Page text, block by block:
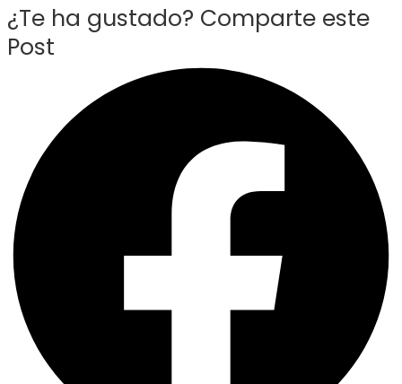
¿Te ha gustado? Comparte este
Post